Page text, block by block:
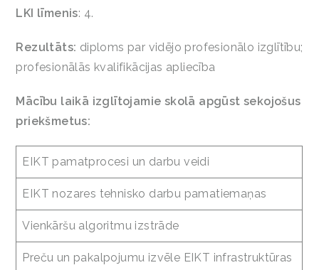
LKI līmenis: 4.
Rezultāts: diploms par vidējo profesionālo izglītību;
profesionālās kvalifikācijas apliecība
Mācību laikā izglītojamie skolā apgūst sekojošus
priekšmetus:
EIKT pamatprocesi un darbu veidi
EIKT nozares tehnisko darbu pamatiemaņas
Vienkāršu algoritmu izstrāde
Preču un pakalpojumu izvēle EIKT infrastruktūras